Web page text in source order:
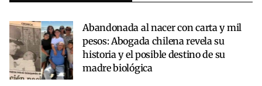
Abandonada al nacer con carta y mil
pesos: Abogada chilena revela su
historia y el posible destino de su
madre biológica